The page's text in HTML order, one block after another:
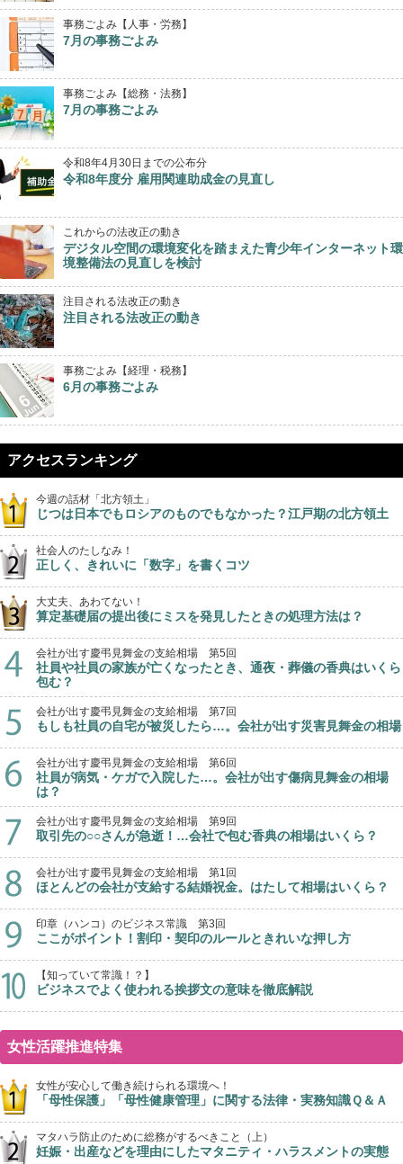
事務ごよみ【人事・労務】
7月の事務ごよみ
事務ごよみ【総務・法務】
7月の事務ごよみ
令和8年4月30日までの公布分
令和8年度分 雇用関連助成金の見直し
これからの法改正の動き
デジタル空間の環境変化を踏まえた青少年インターネット環
境整備法の見直しを検討
注目される法改正の動き
注目される法改正の動き
事務ごよみ【経理・税務】
6月の事務ごよみ
アクセスランキング
今週の話材「北方領土」
じつは日本でもロシアのものでもなかった？江戸期の北方領土
社会人のたしなみ！
正しく、きれいに「数字」を書くコツ
大丈夫、あわてない！
算定基礎届の提出後にミスを発見したときの処理方法は？
会社が出す慶弔見舞金の支給相場 第5回
社員や社員の家族が亡くなったとき、通夜・葬儀の香典はいくら
包む？
会社が出す慶弔見舞金の支給相場 第7回
もしも社員の自宅が被災したら…。会社が出す災害見舞金の相場
会社が出す慶弔見舞金の支給相場 第6回
社員が病気・ケガで入院した…。会社が出す傷病見舞金の相場
は？
会社が出す慶弔見舞金の支給相場 第9回
取引先の○○さんが急逝！…会社で包む香典の相場はいくら？
会社が出す慶弔見舞金の支給相場 第1回
ほとんどの会社が支給する結婚祝金。はたして相場はいくら？
印章（ハンコ）のビジネス常識 第3回
ここがポイント！割印・契印のルールときれいな押し方
【知っていて常識！？】
ビジネスでよく使われる挨拶文の意味を徹底解説
女性活躍推進特集
女性が安心して働き続けられる環境へ！
「母性保護」「母性健康管理」に関する法律・実務知識Ｑ＆Ａ
マタハラ防止のために総務がするべきこと（上）
妊娠・出産などを理由にしたマタニティ・ハラスメントの実態